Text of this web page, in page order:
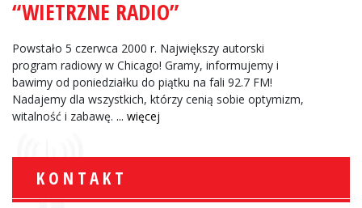
“WIETRZNE RADIO”
Powstało 5 czerwca 2000 r. Największy autorski
program radiowy w Chicago! Gramy, informujemy i
bawimy od poniedziałku do piątku na fali 92.7 FM!
Nadajemy dla wszystkich, którzy cenią sobie optymizm,
witalność i zabawę. ... więcej
KONTAKT